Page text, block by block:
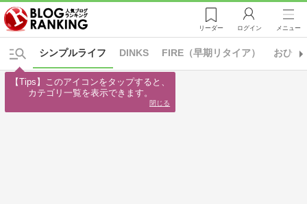
リーダー ログイン メニュー
DINKS FIRE（早期リタイア） おひと
シンプルライフ
【Tips】このアイコンをタップすると、
カテゴリ一覧を表示できます。
閉じる